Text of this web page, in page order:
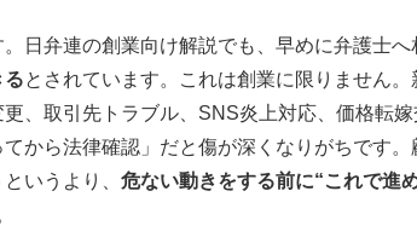
。日弁連の創業向け解説でも、早めに弁護士へ
るとされています。これは創業に限りません。
、取引先トラブル、SNS炎上対応、価格転
から法律確認」だと傷が深くなりがちです。
いうより、 危ない動きをする前に“これで進